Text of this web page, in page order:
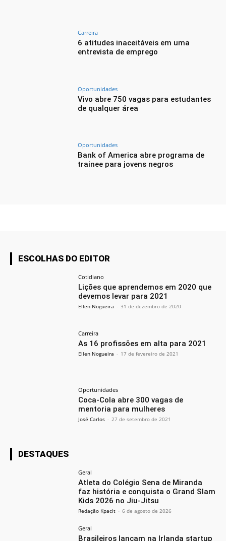
Carreira
6 atitudes inaceitáveis em uma
entrevista de emprego
Oportunidades
Vivo abre 750 vagas para estudantes
de qualquer área
Oportunidades
Bank of America abre programa de
trainee para jovens negros
ESCOLHAS DO EDITOR
Cotidiano
Lições que aprendemos em 2020 que
devemos levar para 2021
Ellen Nogueira - 31 de dezembro de 2020
Carreira
As 16 profissões em alta para 2021
Ellen Nogueira - 17 de fevereiro de 2021
Oportunidades
Coca-Cola abre 300 vagas de
mentoria para mulheres
José Carlos - 27 de setembro de 2021
DESTAQUES
Geral
Atleta do Colégio Sena de Miranda
faz história e conquista o Grand Slam
Kids 2026 no Jiu-Jitsu
Redação Kpacit - 6 de agosto de 2026
Geral
Brasileiros lançam na Irlanda startup